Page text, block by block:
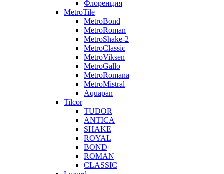
Флоренция
MetroTile
MetroBond
MetroRoman
MetroShake-2
MetroClassic
MetroViksen
MetroGallo
MetroRomana
MetroMistral
Aquapan
Tilcor
TUDOR
ANTICA
SHAKE
ROYAL
BOND
ROMAN
CLASSIC